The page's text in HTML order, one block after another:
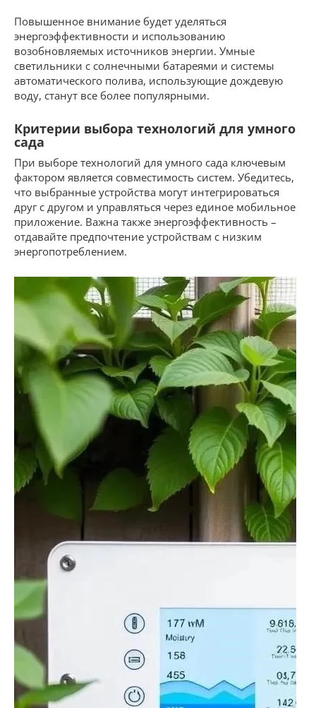
Повышенное внимание будет уделяться
энергоэффективности и использованию
возобновляемых источников энергии. Умные
светильники с солнечными батареями и системы
автоматического полива, использующие дождевую
воду, станут все более популярными.
Критерии выбора технологий для умного
сада
При выборе технологий для умного сада ключевым
фактором является совместимость систем. Убедитесь,
что выбранные устройства могут интегрироваться
друг с другом и управляться через единое мобильное
приложение. Важна также энергоэффективность –
отдавайте предпочтение устройствам с низким
энергопотреблением.